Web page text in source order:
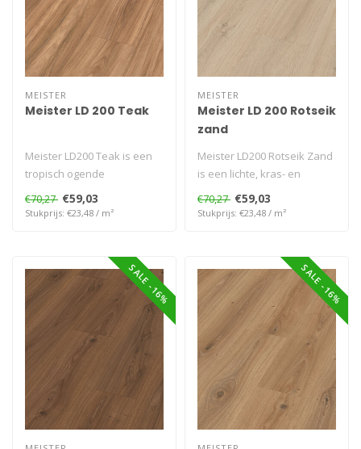
MEISTER
Meister LD 200 Teak
Meister LD200 Teak is een
tropisch ogende
laminaatvloer met brede
planken, krasb..
€70,27 €59,03
Stukprijs: €23,48 / m²
MEISTER
Meister LD 200 Rotseik
zand
Meister LD200 Rotseik Zand
is een lichte, kras- en
waterbestendige
laminaatvloer..
€70,27 €59,03
Stukprijs: €23,48 / m²
SALE -16% SALE -16%